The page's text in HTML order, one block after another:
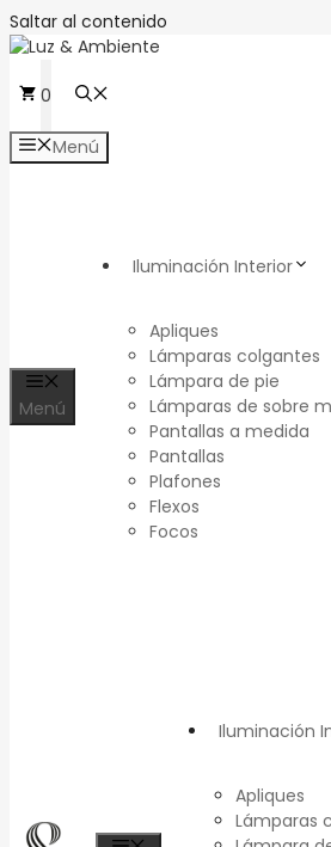
Saltar al contenido
0
Menú
Menú
Iluminación Interior
Apliques
Lámparas colgantes
Lámpara de pie
Lámparas de sobre
Pantallas a medida
Pantallas
Plafones
Flexos
Focos
Iluminación
Apliques
Lámparas